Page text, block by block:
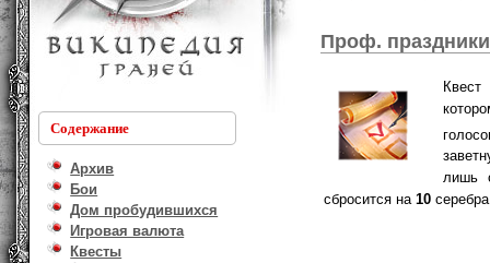
Содержание
Архив
Бои
Дом пробудившихся
Игровая валюта
Квесты
Проф. праздники
лишь
сбросится на 10